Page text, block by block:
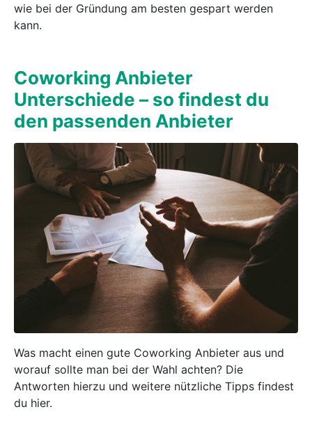
wie bei der Gründung am besten gespart werden
kann.
Coworking Anbieter
Unterschiede – so findest du
den passenden Anbieter
Was macht einen gute Coworking Anbieter aus und
worauf sollte man bei der Wahl achten? Die
Antworten hierzu und weitere nützliche Tipps findest
du hier.